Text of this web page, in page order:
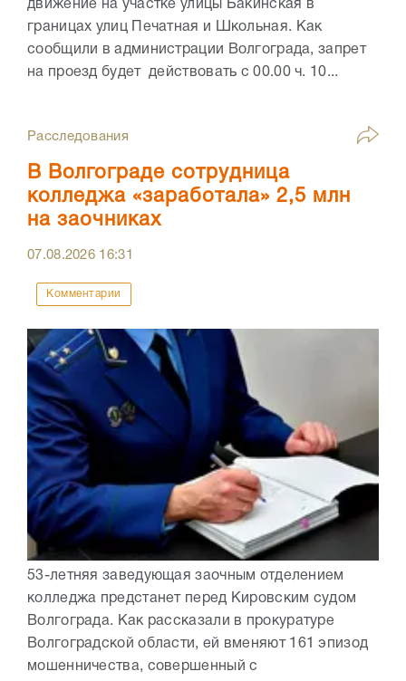
движение на участке улицы Бакинская в
границах улиц Печатная и Школьная. Как
сообщили в администрации Волгограда, запрет
на проезд будет действовать с 00.00 ч. 10...
Расследования
В Волгограде сотрудница
колледжа «заработала» 2,5 млн
на заочниках
07.08.2026 16:31
Комментарии
53-летняя заведующая заочным отделением
колледжа предстанет перед Кировским судом
Волгограда. Как рассказали в прокуратуре
Волгоградской области, ей вменяют 161 эпизод
мошенничества, совершенный с